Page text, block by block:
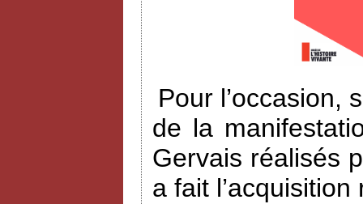
Pour l’occasion,
de la
Gervais réalisés
a fait